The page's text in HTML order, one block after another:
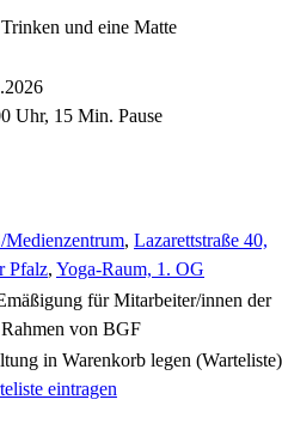
und eine Matte
Uhr, 15 Min. Pause
, Lazarettstraße 40,
Pfalz, Yoga-Raum, 1. OG
für Mitarbeiter/innen der
von BGF
in Warenkorb legen (Warteliste)
eintragen